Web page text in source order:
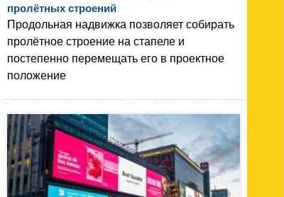
пролётных строений
Продольная надвижка позволяет собирать
пролётное строение на стапеле и
постепенно перемещать его в проектное
положение